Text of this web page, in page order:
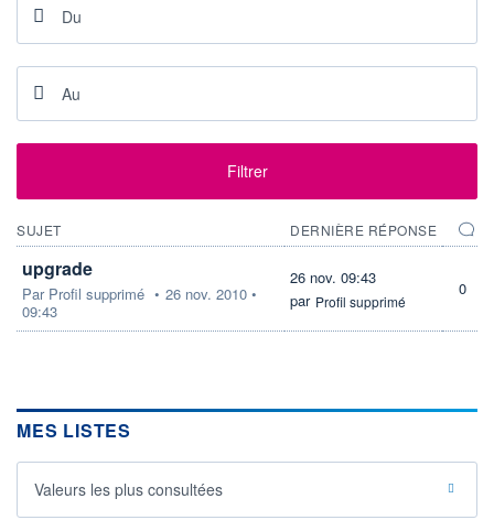
DERNIER
DIVIDENDE
-
PROCHAIN
RISQUE ESG
17,7/100 (faible)
Filtrer
SUJET DERNIÈRE RÉPONSE
upgrade
Par Profil supprimé • 26 nov. 2010 •
09:43
26 nov. 09:43
par Profil supprimé
0
MES LISTES
Valeurs les plus consultées